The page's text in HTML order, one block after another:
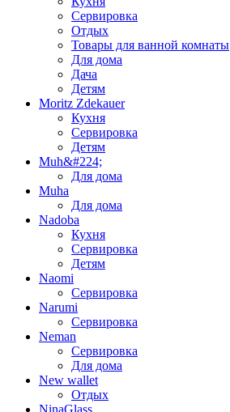
Сервировка
Отдых
Товары для ванной комнаты
Для дома
Дача
Детям
Moritz Zdekauer
Кухня
Сервировка
Детям
Muh&#224;
Для дома
Muha
Для дома
Nadoba
Кухня
Сервировка
Детям
Naomi
Сервировка
Narumi
Сервировка
Neman
Сервировка
Для дома
New wallet
Отдых